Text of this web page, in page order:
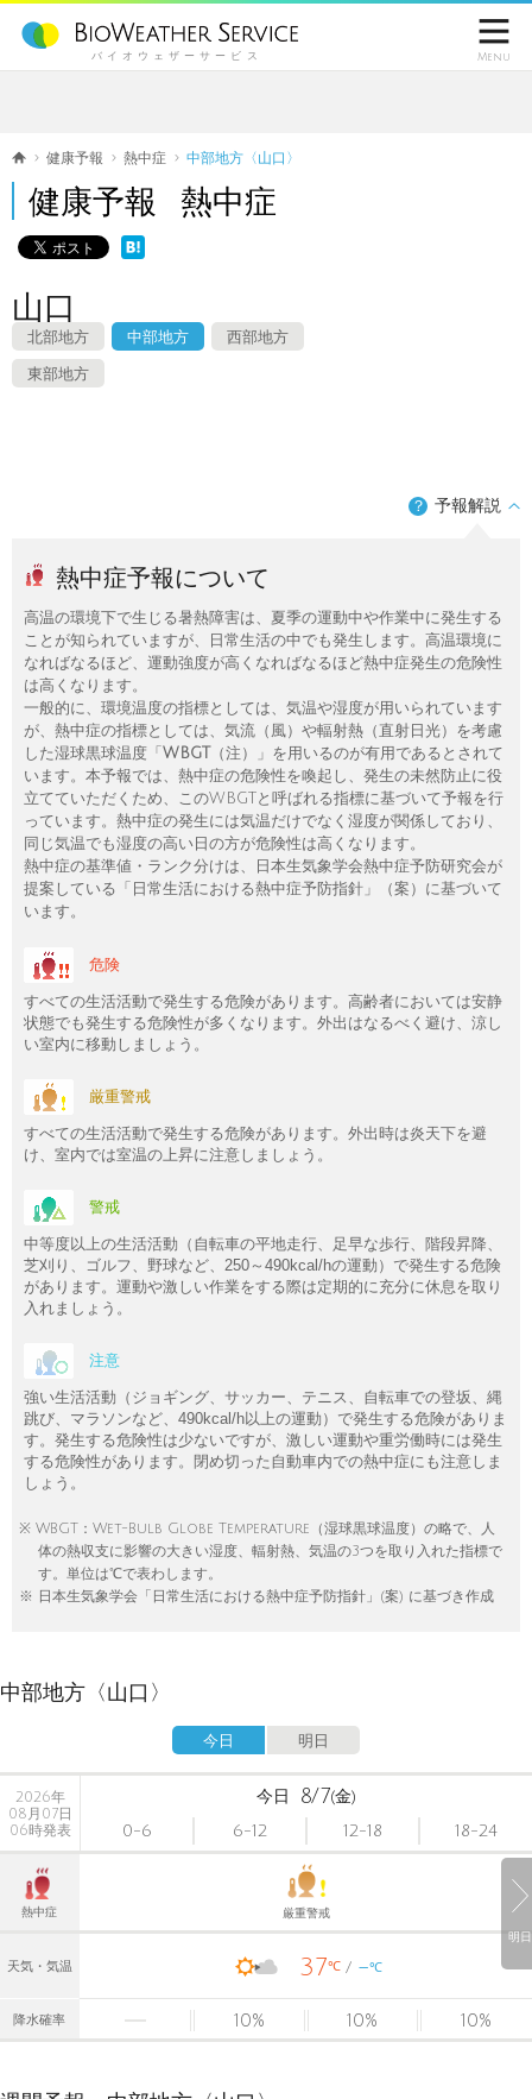
バイオウェザーサービス

Menu
健康予報 熱中症 中部地方〈山口〉
健康予報 熱中症
山口
北部地方 中部地方 西部地方
東部地方
？ 予報解説
熱中症予報について
高温の環境下で生じる暑熱障害は、夏季の運動中や作業中に発生する
ことが知られていますが、日常生活の中でも発生します。高温環境に
なればなるほど、運動強度が高くなればなるほど熱中症発生の危険性
は高くなります。
一般的に、環境温度の指標としては、気温や湿度が用いられています
が、熱中症の指標としては、気流（風）や輻射熱（直射日光）を考慮
した湿球黒球温度「 WBGT
（注）」を用いるのが有用であるとされて
います。本予報では、熱中症の危険性を喚起し、発生の未然防止に役
立てていただくため、このWBGTと呼ばれる指標に基づいて予報を行
っています。熱中症の発生には気温だけでなく湿度が関係しており、
同じ気温でも湿度の高い日の方が危険性は高くなります。
熱中症の基準値・ランク分けは、日本生気象学会熱中症予防研究会が
提案している「日常生活における熱中症予防指針」（案）に基づいて
います。
危険
すべての生活活動で発生する危険があります。高齢者においては安静
状態でも発生する危険性が多くなります。外出はなるべく避け、涼し
い室内に移動しましょう。
厳重警戒
すべての生活活動で発生する危険があります。外出時は炎天下を避
け、室内では室温の上昇に注意しましょう。
警戒
中等度以上の生活活動（自転車の平地走行、足早な歩行、階段昇降、
芝刈り、ゴルフ、野球など、250～490kcal/hの運動）で発生する危険
があります。運動や激しい作業をする際は定期的に充分に休息を取り
入れましょう。
注意
強い生活活動（ジョギング、サッカー、テニス、自転車での登坂、縄
跳び、マラソンなど、490kcal/h以上の運動）で発生する危険がありま
す。発生する危険性は少ないですが、激しい運動や重労働時には発生
する危険性があります。閉め切った自動車内での熱中症にも注意しま
しょう。
※ WBGT：Wet-Bulb Globe Temperature（湿球黒球温度）の略で、人
体の熱収支に影響の大きい湿度、輻射熱、気温の3つを取り入れた指標で
す。単位は℃で表わします。
※ 日本生気象学会「日常生活における熱中症予防指針」(案) に基づき作成
中部地方〈山口〉
今日 明日
明日
2026年
08月07日
06時発表
今日 8/7(金)
0-6
6-12 12-18 18-24
熱中症 厳重警戒
天気・気温 37℃ -℃
降水確率 10% 10% 10%